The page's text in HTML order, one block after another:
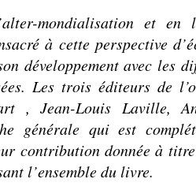
mondialisation et en
à cette perspective
développement avec les
Les trois éditeurs de
,Jean-Louis Laville,
générale qui est
contribution donnée à
l’ensemble du livre.